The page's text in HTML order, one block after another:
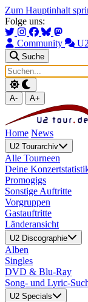
Zum Hauptinhalt
Folge uns:
Community
Suche
A- A+
Home News
U2 Tourarchiv
Alle Tourneen
Deine
Promogigs
Sonstige Auftritte
Vorgruppen
Gastauftritte
Länderansicht
U2 Discographie
Alben
Singles
DVD & Blu-Ray
Song- und Lyric-
U2 Specials